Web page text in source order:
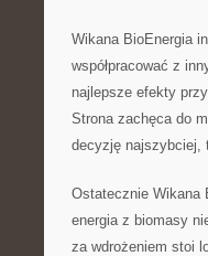
Wikana BioEnergia
współpracować z
najlepsze efekty
Strona zachęca do
decyzję najszybciej,
Ostatecznie Wikana
energia z biomasy
za wdrożeniem stoi